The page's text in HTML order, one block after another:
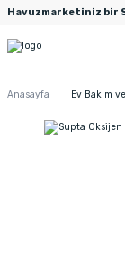
Havuzmarketiniz bir
Anasayfa Ev Bakım